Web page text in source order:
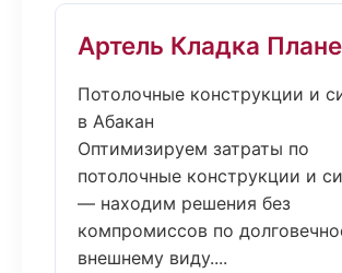
Артель Кладка
Потолочные конструкции и
в Абакан
Оптимизируем затраты по
потолочные конструкции и
— находим решения без
компромиссов по
внешнему виду....